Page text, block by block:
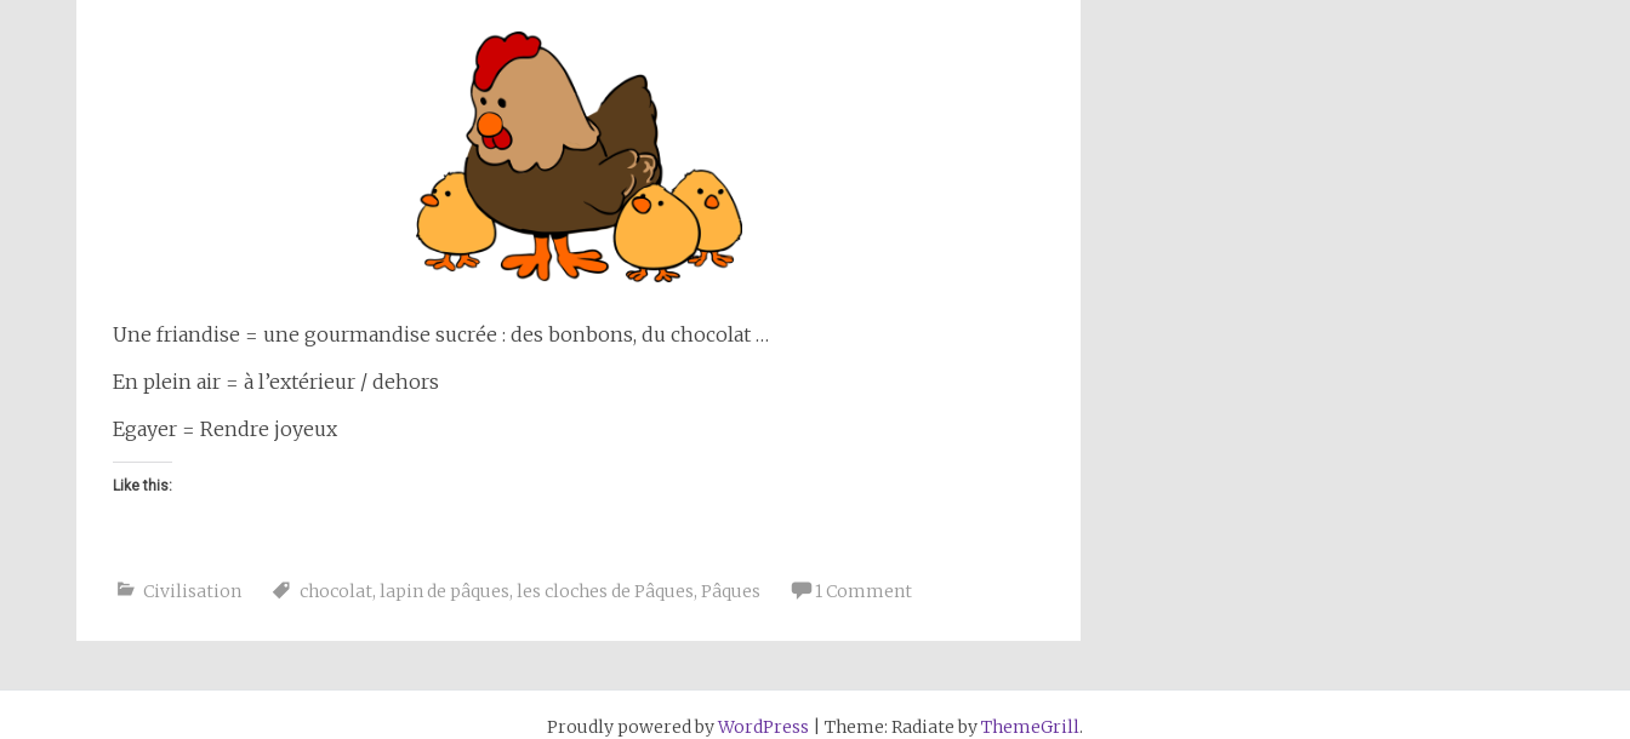
Une friandise = une gourmandise sucrée : des bonbons, du chocolat …
En plein air = à l’extérieur / dehors
Egayer = Rendre joyeux
Like this:
Civilisation chocolat, lapin de pâques, les cloches de Pâques, Pâques 1 Comment
Proudly powered byWordPress Theme: Radiate byThemeGrill.